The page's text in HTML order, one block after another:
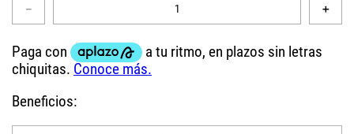
＋
－
Beneficios: